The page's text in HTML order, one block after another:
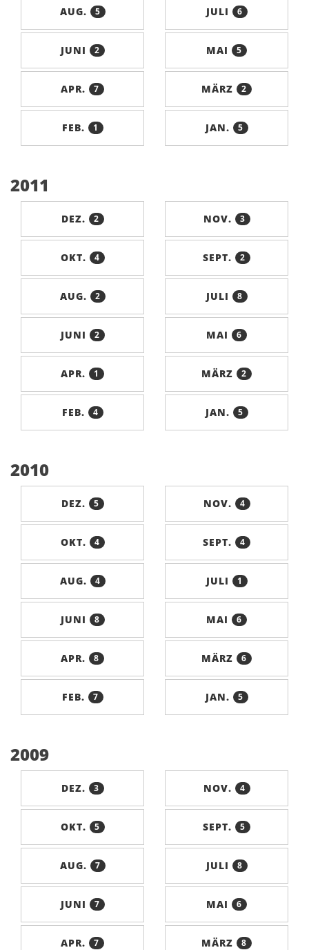
AUG. 5 JULI 6
JUNI 2 MAI 5
APR. 7 MÄRZ 2
FEB. 1 JAN. 5
2011
DEZ. 2 NOV. 3
OKT. 4 SEPT. 2
AUG. 2 JULI 8
JUNI 2 MAI 6
APR. 1 MÄRZ 2
FEB. 4 JAN. 5
2010
DEZ. 5 NOV. 4
OKT. 4 SEPT. 4
AUG. 4 JULI 1
JUNI 8 MAI 6
APR. 8 MÄRZ 6
FEB. 7 JAN. 5
2009
DEZ. 3 NOV. 4
OKT. 5 SEPT. 5
AUG. 7 JULI 8
JUNI 7 MAI 6
APR. 7 MÄRZ 8